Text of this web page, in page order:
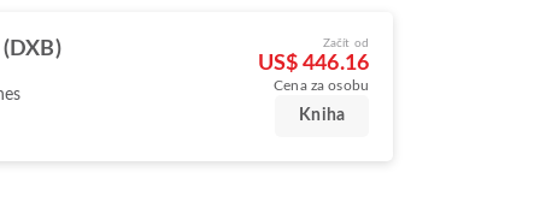
Začít od
US$ 446.16
Cena za osobu
Kniha